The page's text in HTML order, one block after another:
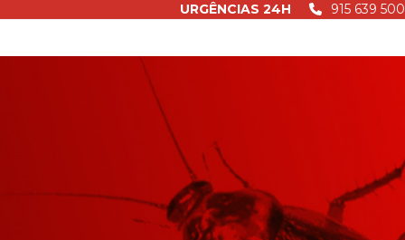
URGÊNCIAS 24H 915 639 500